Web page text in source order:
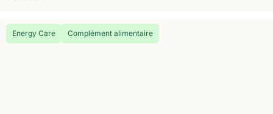
Energy Care Complément alimentaire